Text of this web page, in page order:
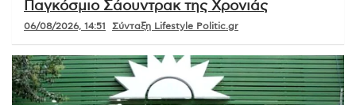
Παγκόσμιο Σάουντρακ της Χρονιάς
06/08/2026, 14:51 Σύνταξη Lifestyle Politic.gr